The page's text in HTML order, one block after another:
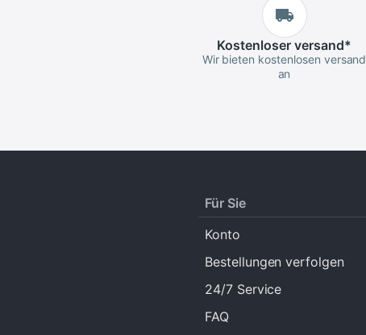
Kostenloserversand*
Wir bieten kostenlosen versand
an
Für Sie
Konto
Bestellungen verfolgen
24/7 Service
FAQ